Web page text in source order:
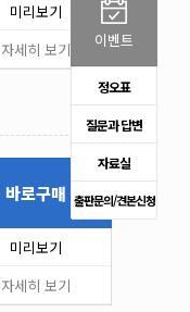
이벤트
정오표
질문과 답변
자료실
출판문의/견본신청
미리보기
자세히 보기
바로구매
미리보기
자세히 보기